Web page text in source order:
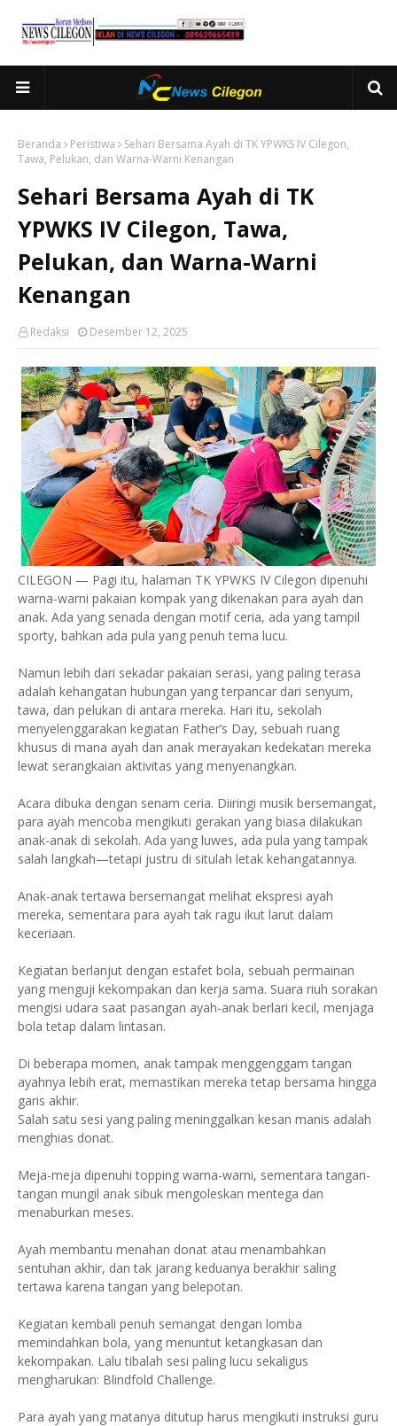
Beranda Peristiwa
Sehari Bersama Ayah di TK YPWKS IV Cilegon,
Tawa, Pelukan, dan Warna-Warni Kenangan
Sehari Bersama Ayah di TK
YPWKS IV Cilegon, Tawa,
Pelukan, dan Warna-Warni
Kenangan
Redaksi Desember 12, 2025
CILEGON — Pagi itu, halaman TK YPWKS IV Cilegon dipenuhi
warna-warni pakaian kompak yang dikenakan para ayah dan
anak. Ada yang senada dengan motif ceria, ada yang tampil
sporty, bahkan ada pula yang penuh tema lucu.
Namun lebih dari sekadar pakaian serasi, yang paling terasa
adalah kehangatan hubungan yang terpancar dari senyum,
tawa, dan pelukan di antara mereka. Hari itu, sekolah
menyelenggarakan kegiatan Father’s Day, sebuah ruang
khusus di mana ayah dan anak merayakan kedekatan mereka
lewat serangkaian aktivitas yang menyenangkan.
Acara dibuka dengan senam ceria. Diiringi musik bersemangat,
para ayah mencoba mengikuti gerakan yang biasa dilakukan
anak-anak di sekolah. Ada yang luwes, ada pula yang tampak
salah langkah—tetapi justru di situlah letak kehangatannya.
Anak-anak tertawa bersemangat melihat ekspresi ayah
mereka, sementara para ayah tak ragu ikut larut dalam
keceriaan.
Kegiatan berlanjut dengan estafet bola, sebuah permainan
yang menguji kekompakan dan kerja sama. Suara riuh sorakan
mengisi udara saat pasangan ayah-anak berlari kecil, menjaga
bola tetap dalam lintasan.
Di beberapa momen, anak tampak menggenggam tangan
ayahnya lebih erat, memastikan mereka tetap bersama hingga
garis akhir.
Salah satu sesi yang paling meninggalkan kesan manis adalah
menghias donat.
Meja-meja dipenuhi topping warna-warni, sementara tangan-
tangan mungil anak sibuk mengoleskan mentega dan
menaburkan meses.
Ayah membantu menahan donat atau menambahkan
sentuhan akhir, dan tak jarang keduanya berakhir saling
tertawa karena tangan yang belepotan.
Kegiatan kembali penuh semangat dengan lomba
memindahkan bola, yang menuntut ketangkasan dan
kekompakan. Lalu tibalah sesi paling lucu sekaligus
mengharukan: Blindfold Challenge.
Para ayah yang matanya ditutup harus mengikuti instruksi guru